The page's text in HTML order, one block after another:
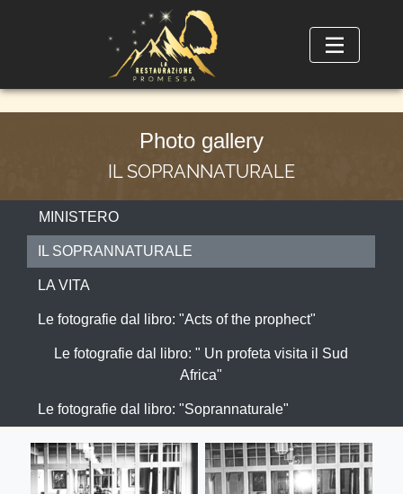
Photo gallery
IL SOPRANNATURALE
MINISTERO
IL SOPRANNATURALE
LA VITA
Le fotografie dal libro: "Acts of the prophect"
Le fotografie dal libro: " Un profeta visita il Sud
Africa"
Le fotografie dal libro: "Soprannaturale"